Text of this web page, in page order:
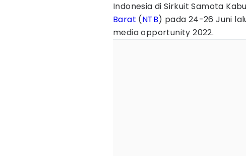
Indonesia di Sirkuit Samota
Barat (NTB) pada 24-26 Juni
media opportunity 2022.